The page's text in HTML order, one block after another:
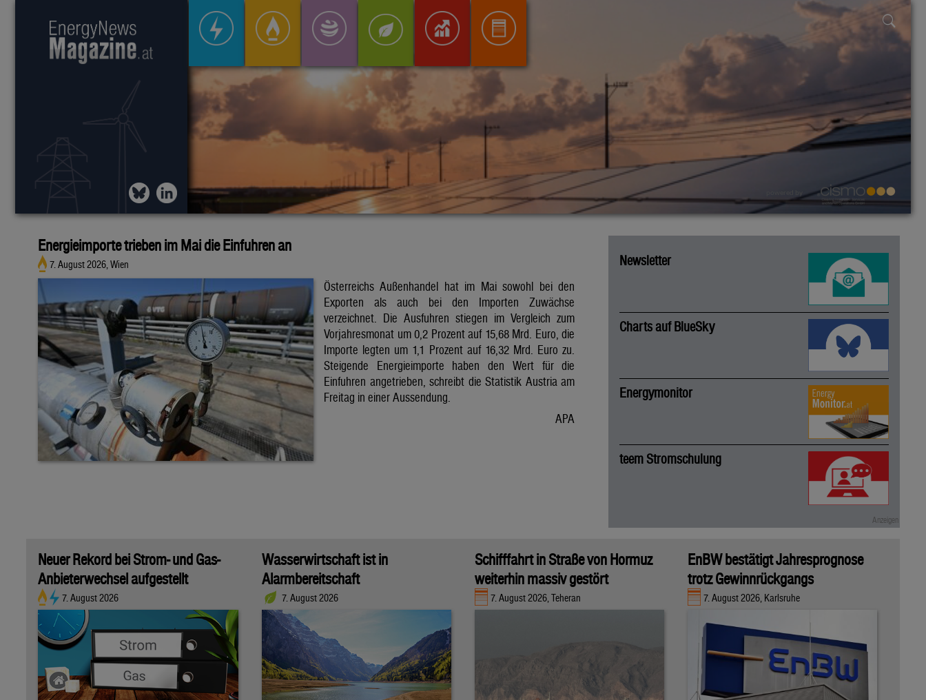
Energieimporte trieben im Mai die Einfuhren an
7. August 2026, Wien
Österreichs Außenhandel hat im Mai sowohl bei den
Exporten als auch bei den Importen Zuwächse
verzeichnet. Die Ausfuhren stiegen im Vergleich zum
Vorjahresmonat um 0,2 Prozent auf 15,68 Mrd. Euro, die
Importe legten um 1,1 Prozent auf 16,32 Mrd. Euro zu.
Steigende Energieimporte haben den Wert für die
Einfuhren angetrieben, schreibt die Statistik Austria am
Freitag in einer Aussendung.
APA
Newsletter
Charts auf BlueSky
Energymonitor
teem Stromschulung
Neuer Rekord bei Strom- und Gas-
Anbieterwechsel aufgestellt
7. August 2026
Wasserwirtschaft ist in
Alarmbereitschaft
7. August 2026
Schifffahrt in Straße von Hormuz
weiterhin massiv gestört
7. August 2026, Teheran
EnBW bestätigt Jahresprognose
trotz Gewinnrückgangs
7. August 2026, Karlsruhe